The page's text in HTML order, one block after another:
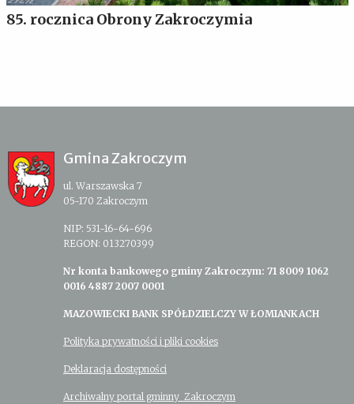
85. rocznica Obrony Zakroczymia
Gmina Zakroczym
ul. Warszawska 7
05-170 Zakroczym
NIP: 531-16-64-696
REGON: 013270399
Nr konta bankowego gminy Zakroczym: 71 8009 1062
0016 4887 2007 0001
MAZOWIECKI BANK SPÓŁDZIELCZY W ŁOMIANKACH
Polityka prywatności i pliki cookies
Deklaracja dostępności
Archiwalny portal gminny Zakroczym